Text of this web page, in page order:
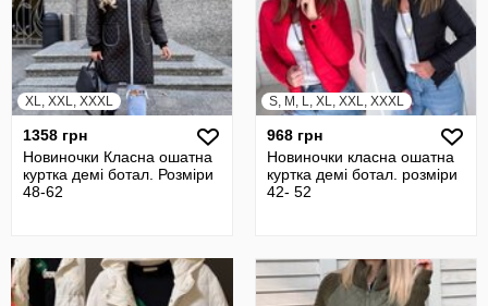
XL, XXL, XXXL
1358 грн
Новиночки Класна ошатна
куртка демі ботал. Розміри
48-62
S, M, L, XL, XXL, XXXL
968 грн
Новиночки класна ошатна
куртка демі ботал. розміри
42- 52